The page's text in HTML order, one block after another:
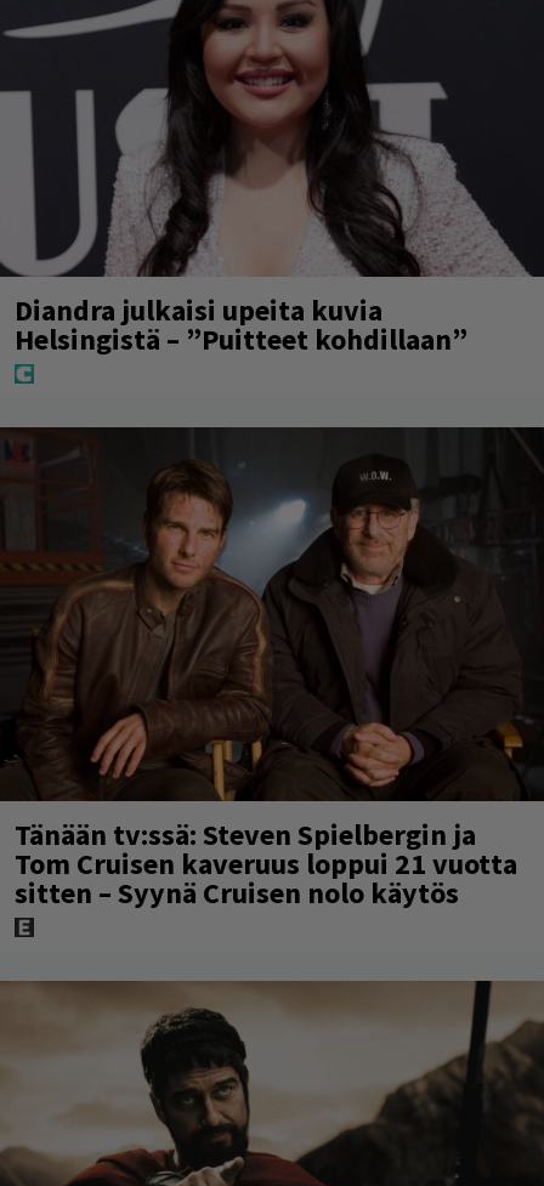
Diandra julkaisi upeita kuvia
Helsingistä – ”Puitteet kohdillaan”
Tänään tv:ssä: Steven Spielbergin ja
Tom Cruisen kaveruus loppui 21 vuotta
sitten – Syynä Cruisen nolo käytös